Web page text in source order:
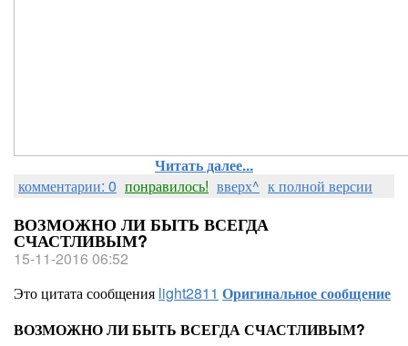
Читать далее...
комментарии: 0 понравилось! вверх^ к полной версии
ВОЗМОЖНО ЛИ БЫТЬ ВСЕГДА
СЧАСТЛИВЫМ?
15-11-2016 06:52
Это цитата сообщения light2811 Оригинальное сообщение
ВОЗМОЖНО ЛИ БЫТЬ ВСЕГДА СЧАСТЛИВЫМ?